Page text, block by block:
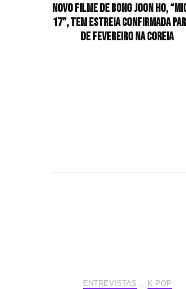
Novo filme de Bong Joon Ho,
17”, tem estreia confirmada
de fevereiro na Coreia
ENTREVISTAS , K-POP